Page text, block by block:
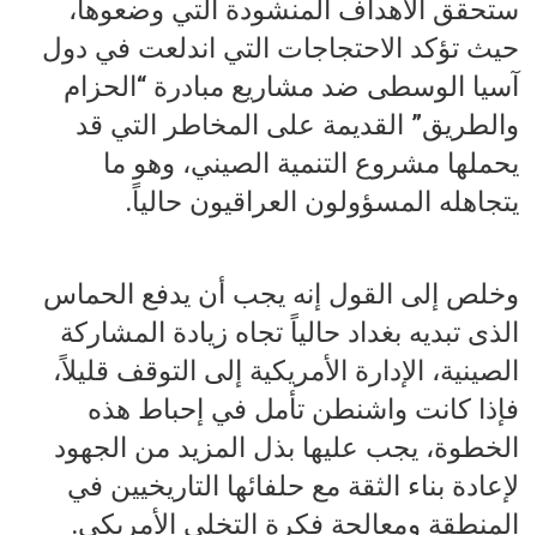
ستحقق الأهداف المنشودة التي وضعوها،
حيث تؤكد الاحتجاجات التي اندلعت في دول
آسيا الوسطى ضد مشاريع مبادرة “الحزام
والطريق” القديمة على المخاطر التي قد
يحملها مشروع التنمية الصيني، وهو ما
يتجاهله المسؤولون العراقيون حالياً.
وخلص إلى القول إنه يجب أن يدفع الحماس
الذى تبديه بغداد حالياً تجاه زيادة المشاركة
الصينية، الإدارة الأمريكية إلى التوقف قليلاً،
فإذا كانت واشنطن تأمل في إحباط هذه
الخطوة، يجب عليها بذل المزيد من الجهود
لإعادة بناء الثقة مع حلفائها التاريخيين في
المنطقة ومعالجة فكرة التخلي الأمريكي.